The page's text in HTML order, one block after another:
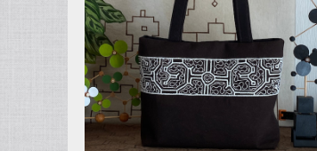
Bag31 シピボバッグ 泥染め黒に白
刺繍 32.5x22x6cm マグネットホ
ック シンプル
20%OFF